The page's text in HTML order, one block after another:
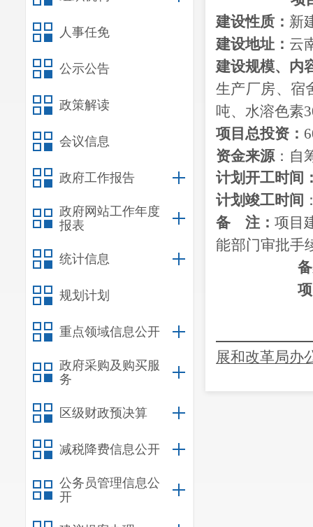
人事任免
公示公告
政策解读
会议信息
政府工作报告
政府网站工作年度
报表
统计信息
规划计划
重点领域信息公开
政府采购及购买服
务
区级财政预决算
减税降费信息公开
公务员管理信息公
开
建设性质： 新
建设地址： 云
建设规模、 内
生产厂房、宿
吨、水溶色素
项目总投资：
资金来源：自
计划开工时间
计划竣工时间
备
注： 项目
能部门审批手
项
展和改革局办